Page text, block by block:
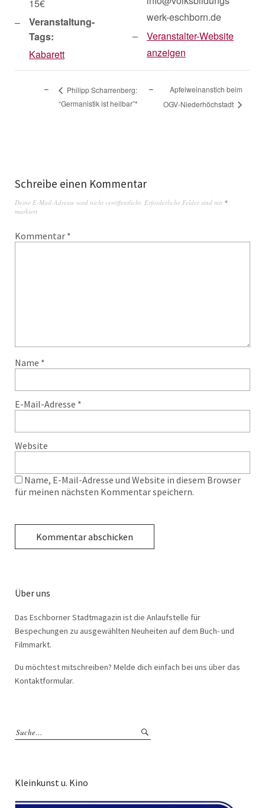
15€
Veranstaltung-
Tags:
Kabarett
werk-eschborn.de
Veranstalter-Website
anzeigen
Philipp Scharrenberg:
“Germanistik ist heilbar”*
Apfelweinanstich beim
OGV-Niederhöchstadt
Schreibe einen Kommentar
Deine E-Mail-Adresse wird nicht veröffentlicht. Erforderliche Felder sind mit *
markiert
Kommentar *
Name *
E-Mail-Adresse *
Website
Name, E-Mail-Adresse und Website in diesem Browser
für meinen nächsten Kommentar speichern.
Über uns
Das Eschborner Stadtmagazin ist die Anlaufstelle für
Bespechungen zu ausgewählten Neuheiten auf dem Buch- und
Filmmarkt.
Du möchtest mitschreiben? Melde dich einfach bei uns über das
Kontaktformular.
Kleinkunst u. Kino